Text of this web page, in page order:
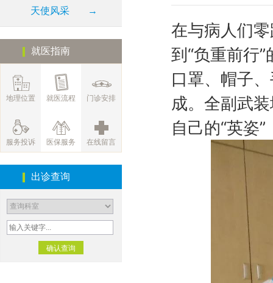
天使风采 →
就医指南
地理位置 就医流程 门诊安排
服务投诉 医保服务 在线留言
出诊查询
在与病人们
到“负重前行
口罩、帽子
成。全副武
自己的“英姿